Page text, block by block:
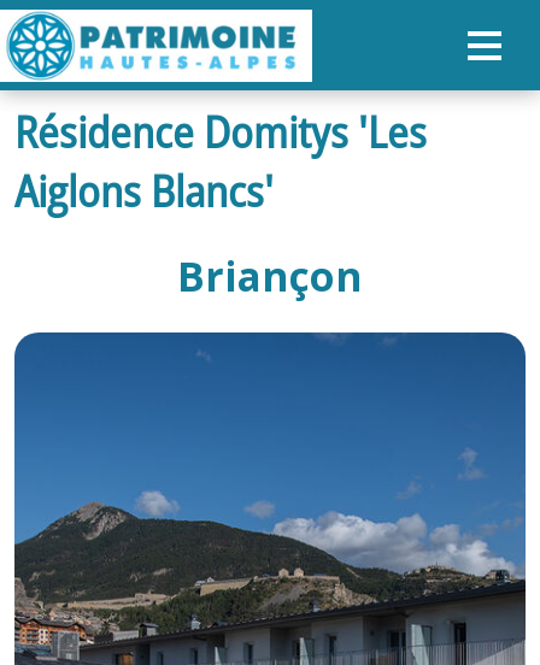
ACCUEIL
CARTE
RANDONNÉES
FR
GB
IT
Résidence Domitys 'Les
Aiglons Blancs'
Briançon